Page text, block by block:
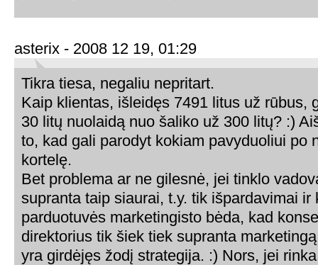
asterix - 2008 12 19, 01:29
Tikra tiesa, negaliu nepritart.
Kaip klientas, išleidęs 7491 litus už rūbus,
30 litų nuolaidą nuo šaliko už 300 litų? :)
to, kad gali parodyt kokiam pavyduoliui po
kortelę.
Bet problema ar ne gilesnė, jei tinklo
supranta taip siaurai, t.y. tik išpardavimai ir
parduotuvės marketingisto bėda, kad
direktorius tik šiek tiek supranta
yra girdėjęs žodį strategija. :) Nors, jei